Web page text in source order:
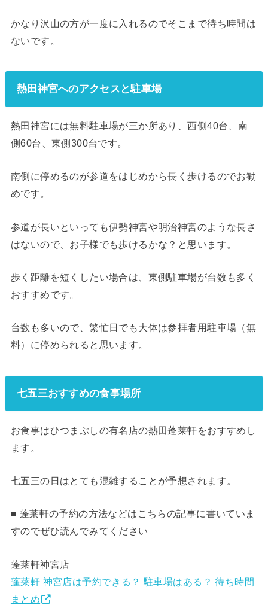
かなり沢山の方が一度に入れるのでそこまで待ち時間は
ないです。
熱田神宮へのアクセスと駐車場
熱田神宮には無料駐車場が三か所あり、西側40台、南
側60台、東側300台です。
南側に停めるのが参道をはじめから長く歩けるのでお勧
めです。
参道が長いといっても伊勢神宮や明治神宮のような長さ
はないので、お子様でも歩けるかな？と思います。
歩く距離を短くしたい場合は、東側駐車場が台数も多く
おすすめです。
台数も多いので、繁忙日でも大体は参拝者用駐車場（無
料）に停められると思います。
七五三おすすめの食事場所
お食事はひつまぶしの有名店の熱田蓬莱軒をおすすめし
ます。
七五三の日はとても混雑することが予想されます。
■ 蓬莱軒の予約の方法などはこちらの記事に書いていま
すのでぜひ読んでみてください
蓬莱軒神宮店
蓬莱軒 神宮店は予約できる？ 駐車場はある？ 待ち時間
まとめ